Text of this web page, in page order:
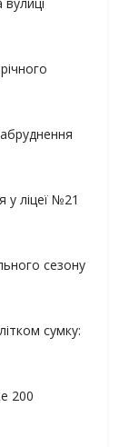
у ліцеї №21
сезону
сумку:
200